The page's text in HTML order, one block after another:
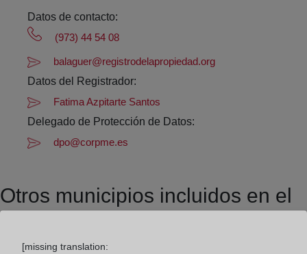
Datos de contacto:
(973) 44 54 08
balaguer@registrodelapropiedad.org
Datos del Registrador:
Fatima Azpitarte Santos
Delegado de Protección de Datos:
dpo@corpme.es
Otros municipios incluidos en el
distrito hipotecario
[missing translation: